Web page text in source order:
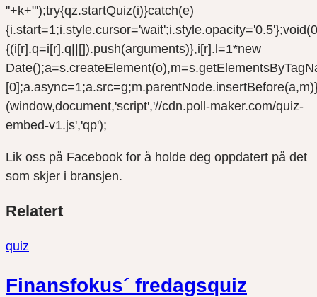
"+k+"');try{qz.startQuiz(i)}catch(e)
{(i[r].q=i[r].q||[]).push(arguments)},i[r].l=1*new
(window,document,'script','//cdn.poll-maker.com/quiz-
embed-v1.js','qp');
Lik oss på Facebook for å holde deg oppdatert på det
som skjer i bransjen.
Del
Del
twitter
Del
facebook
Relatert
quiz
Finansfokus´ fredagsquiz